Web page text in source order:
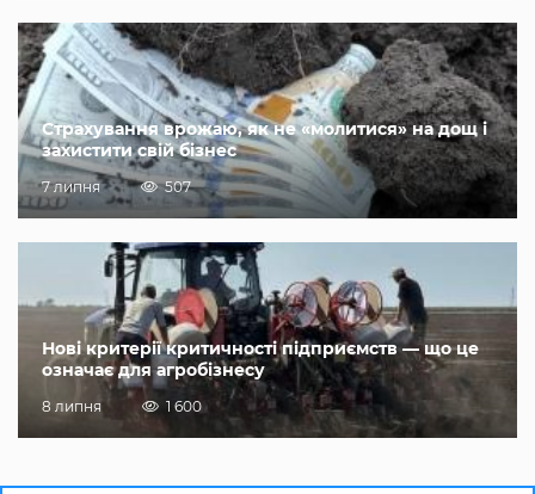
Страхування врожаю, як не «молитися» на дощ і
захистити свій бізнес
7 липня 507
Нові критерії критичності підприємств — що це
означає для агробізнесу
8 липня 1 600